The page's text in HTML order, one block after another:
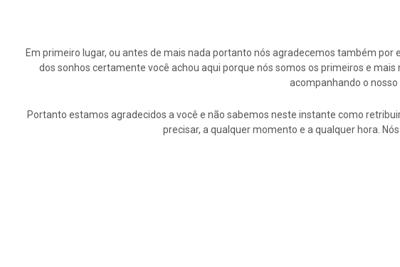
Em primeiro lugar, ou antes de mais nada portanto nós agradecemos também
dos sonhos certamente você achou aqui porque nós somos os primeiros e
acompanhando o
Portanto estamos agradecidos a você e não sabemos neste instante como
precisar, a qualquer momento e a qualquer hora.